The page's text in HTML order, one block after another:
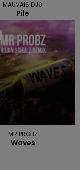
MAUVAIS DJO
Pile
MR PROBZ
Waves